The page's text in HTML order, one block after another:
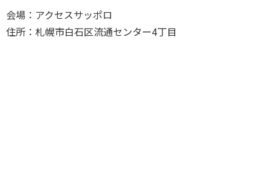
会場：アクセスサッポロ
住所：札幌市白石区流通センター4丁目